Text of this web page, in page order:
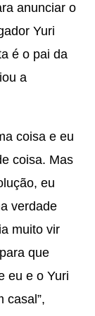
anunciar o
Yuri
é o pai da
a
coisa e eu
coisa. Mas
eu
verdade
muito vir
que
eu e o Yuri
casal”,